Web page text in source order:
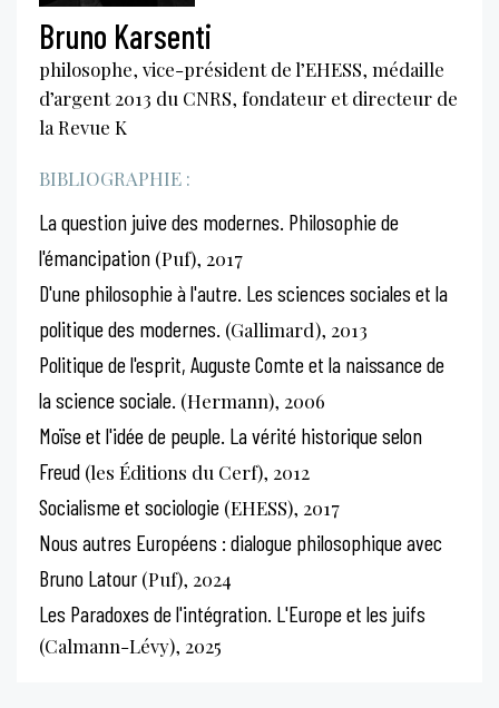
Bruno Karsenti
philosophe, vice-président de l’EHESS, médaille
d’argent 2013 du CNRS, fondateur et directeur de
la Revue K
BIBLIOGRAPHIE :
La question juive des modernes. Philosophie de
l'émancipation (Puf), 2017
D'une philosophie à l'autre. Les sciences sociales et la
politique des modernes. (Gallimard), 2013
Politique de l'esprit, Auguste Comte et la naissance de
la science sociale. (Hermann), 2006
Moïse et l'idée de peuple. La vérité historique selon
Freud (les Éditions du Cerf), 2012
Socialisme et sociologie (EHESS), 2017
Nous autres Européens : dialogue philosophique avec
Bruno Latour (Puf), 2024
Les Paradoxes de l'intégration. L'Europe et les juifs
(Calmann-Lévy), 2025